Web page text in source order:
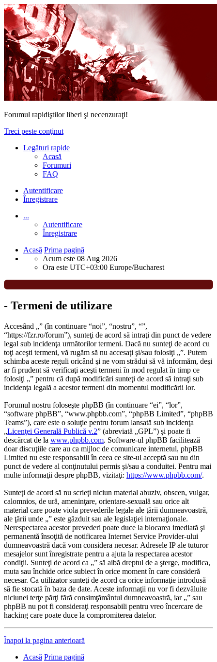
Forumul rapidiştilor liberi şi necenzuraţi!
Treci peste conţinut
Legături rapide
Acasă
Forumuri
FAQ
Autentificare
Înregistrare
...
Autentificare
Înregistrare
Acasă Prima pagină
Acum este 08 Aug 2026
Ora este UTC+03:00 Europe/Bucharest
- Termeni de utilizare
Accesând „” (în continuare “noi”, “nostru”, “”,
“https://fzr.ro/forum”), sunteţi de acord să intraţi din punct de vedere
legal sub incidenţa următorilor termeni. Dacă nu sunteţi de acord cu
toţi aceşti termeni, vă rugăm să nu accesaţi şi/sau folosiţi „”. Putem
schimba aceste reguli oricând şi ne vom strădui să vă informăm, deşi
ar fi prudent să verificaţi aceşti termeni în mod regulat în timp ce
folosiţi „” pentru că după modificări sunteţi de acord să intraţi sub
incidenţa legală a acestor termeni din momentul modificării lor.
Forumul nostru foloseşte phpBB (în continuare “ei”, “lor”,
“software phpBB”, “www.phpbb.com”, “phpBB Limited”, “phpBB
Teams”), care este o soluţie pentru forum lansată sub incidenţa
„Licenţei Generală Publică v.2” (abreviată „GPL”) şi poate fi
descărcat de la www.phpbb.com. Software-ul phpBB facilitează
doar discuţiile care au ca mijloc de comunicare internetul, phpBB
Limited nu este responsabill în ceea ce site-ul acceptă sau nu din
punct de vedere al conţinutului permis şi/sau a conduitei. Pentru mai
multe informaţii despre phpBB, vizitaţi: https://www.phpbb.com/.
Sunteţi de acord să nu scrieţi niciun material abuziv, obscen, vulgar,
calomnios, de ură, ameninţare, orientare-sexuală sau orice alt
material care poate viola prevederile legale ale ţării dumneavoastră,
ale ţării unde „” este găzduit sau ale legislaţiei internaţionale.
Nerespectarea acestor prevederi poate duce la blocarea imediată şi
permanentă însoţită de notificarea Internet Service Provider-ului
dumneavoastră dacă vom considera necesar. Adresele IP ale tuturor
mesajelor sunt înregistrate pentru a ajuta la respectarea acestor
condiţii. Sunteţi de acord ca „” să aibă dreptul de a şterge, modifica,
muta sau închide orice subiect în orice moment în care consideră
necesar. Ca utilizator sunteţi de acord ca orice informaţie introdusă
să fie stocată în baza de date. Aceste informaţii nu vor fi dezvăluite
niciunei terţe părţi fără consimţământul dumneavoastră, iar „” sau
phpBB nu pot fi consideraţi responsabili pentru vreo încercare de
hacking care poate duce la compromiterea datelor.
Înapoi la pagina anterioară
Acasă Prima pagină